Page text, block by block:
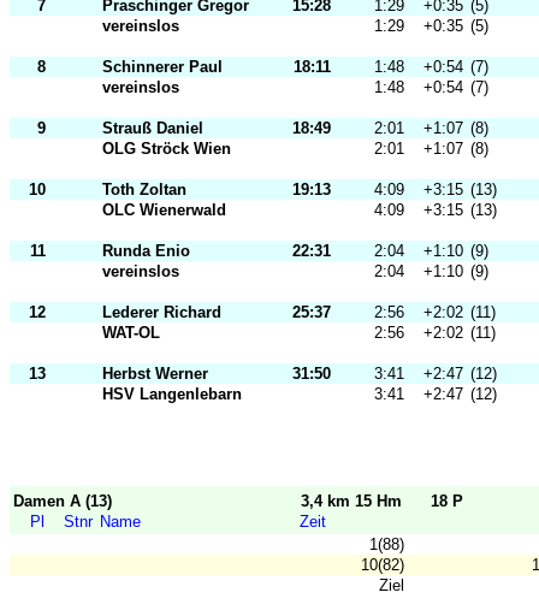
7 Praschinger Gregor 15:28 1:29 +0:35 (5)
vereinslos
1:29 +0:35 (5)
8 Schinnerer Paul 18:11 1:48 +0:54 (7)
vereinslos
1:48 +0:54 (7)
9 Strauß Daniel 18:49 2:01 +1:07 (8)
OLG Ströck Wien
2:01 +1:07 (8)
10 Toth Zoltan 19:13 4:09 +3:15 (13)
OLC Wienerwald
4:09 +3:15 (13)
11 Runda Enio 22:31 2:04 +1:10 (9)
vereinslos
2:04 +1:10 (9)
12 Lederer Richard 25:37 2:56 +2:02 (11)
WAT-OL
2:56 +2:02 (11)
13 Herbst Werner 31:50 3:41 +2:47 (12)
HSV Langenlebarn
3:41 +2:47 (12)
Damen A (13) 3,4 km 15 Hm
18 P
Pl
Stnr Name
Zeit
1(88)
10(82)
Ziel